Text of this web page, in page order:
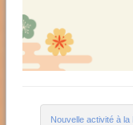
Nouvelle activité à